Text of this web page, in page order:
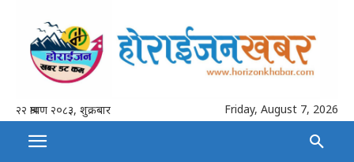
२२ श्रावण २०८३, शुक्रबार Friday, August 7, 2026